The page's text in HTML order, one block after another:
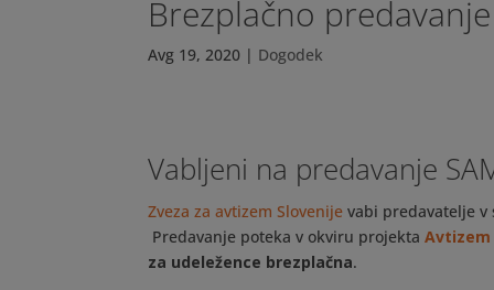
Brezplačno
Avg 19, 2020 | Dogodek
Vabljeni na predavanje
Zveza za avtizem Slovenije vabi predavatelje v
Predavanje poteka v okviru projektaAvtizem
za udeležence brezplačna.